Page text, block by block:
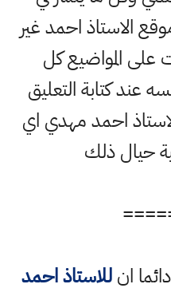
الاستاذ احمد غير
المواضيع كل
كتابة التعليق
احمد مهدي اي
حيال ذلك
انللاستاذ احمد